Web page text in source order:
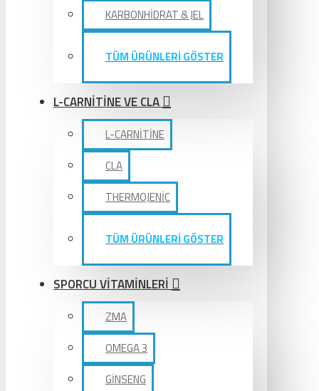
KARBONHİDRAT & JEL
TÜM ÜRÜNLERİ GÖSTER
L-CARNİTİNE VE CLA
L-CARNİTİNE
CLA
THERMOJENİC
TÜM ÜRÜNLERİ GÖSTER
SPORCU VİTAMİNLERİ
ZMA
OMEGA 3
GİNSENG